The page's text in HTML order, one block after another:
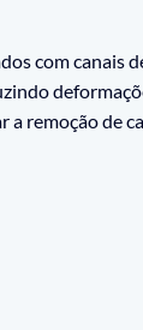
com
a remoção de